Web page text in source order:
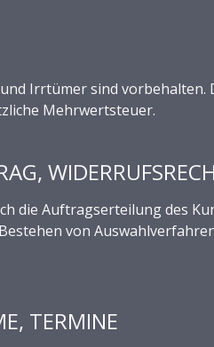
Irrtümer sind
Mehrwertsteuer.
die Auftragserteilung des
von
TERMINE